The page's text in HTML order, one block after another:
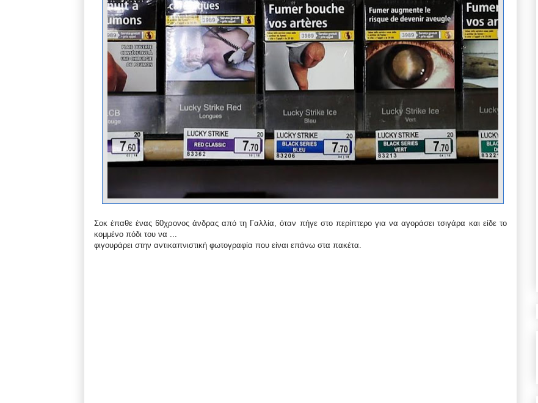
Σοκ έπαθε ένας 60χρονος άνδρας από τη Γαλλία, όταν πήγε στο περίπτερο για να αγοράσει τσιγάρα και είδε το
κομμένο πόδι του να ...
φιγουράρει στην αντικαπνιστική φωτογραφία που είναι επάνω στα πακέτα.